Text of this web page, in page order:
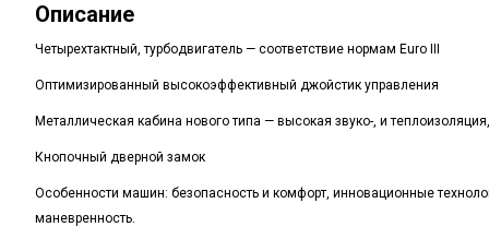
Описание
Четырехтактный, турбодвигатель — соответствие нормам Euro III
Оптимизированный высокоэффективный джойстик управления
Металлическая кабина нового типа — высокая звуко-, и
Кнопочный дверной замок
Особенности машин: безопасность и комфорт, инновационные
маневренность.